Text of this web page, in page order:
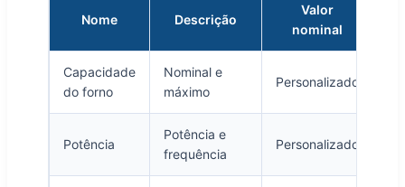
Nome Descrição
Valor
nominal
Capacidade
do forno
Nominal e
máximo
Personalizado
Potência
Potência e
frequência
Personalizado